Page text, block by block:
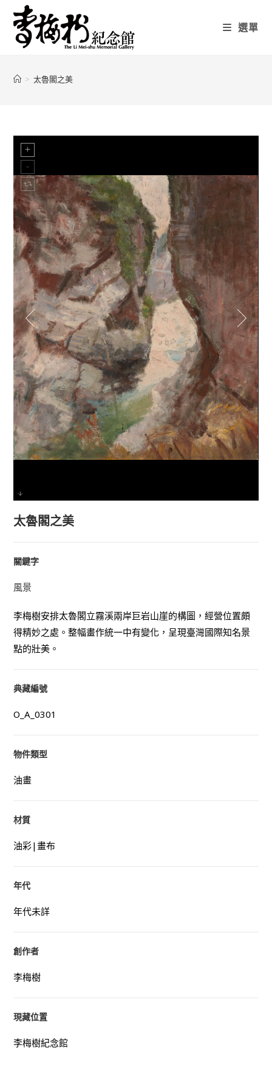
選單
> 太魯閣之美
太魯閣之美
關鍵字
風景
李梅樹安排太魯閣立霧溪兩岸巨岩山崖的構圖，經營位置頗
得精妙之處。整幅畫作統一中有變化，呈現臺灣國際知名景
點的壯美。
典藏編號
O_A_0301
物件類型
油畫
材質
油彩|畫布
年代
年代未詳
創作者
李梅樹
現藏位置
李梅樹紀念館